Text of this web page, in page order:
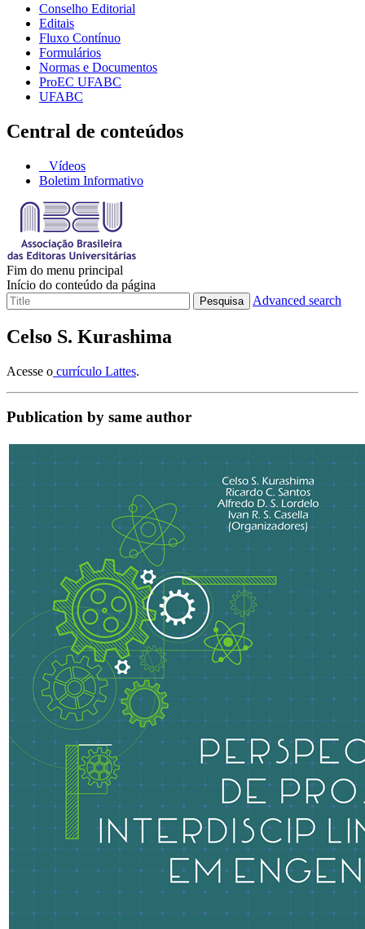
Conselho Editorial
Editais
Fluxo Contínuo
Formulários
Normas e Documentos
ProEC UFABC
UFABC
Central de conteúdos
Vídeos
Boletim Informativo
Fim do menu principal
Início do conteúdo da página
Pesquisa Advanced search
Celso S. Kurashima
Acesse o currículo Lattes.
Publication by same author